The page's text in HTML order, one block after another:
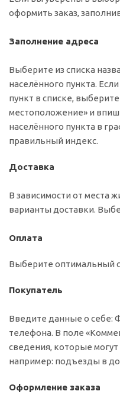
оформить заказ,
Заполнение адреса
Выберите из списка
населённого пункта.
пункт в списке,
местоположение» и
населённого пункта в
правильный индекс.
Доставка
В зависимости от места
варианты доставки.
Оплата
Выберите оптимальный
Покупатель
Введите данные о себе:
телефона. В поле
сведения, которые могут
например: подъезды в
Оформление заказа